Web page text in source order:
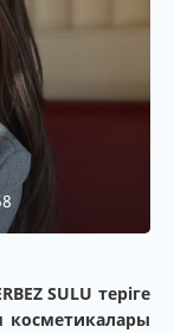
SULU теріге
косметикалары